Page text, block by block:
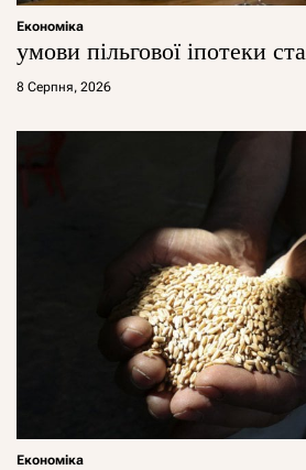
Економіка
умови пільгової іпотеки
8 Серпня, 2026
Економіка